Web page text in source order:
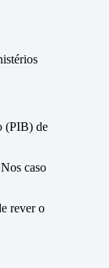
(PIB) de
caso
rever o